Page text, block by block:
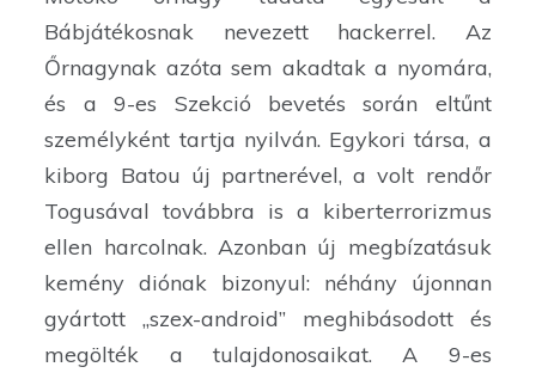
Bábjátékosnak nevezett hackerrel. Az
Őrnagynak azóta sem akadtak a nyomára,
és a 9-es Szekció bevetés során eltűnt
személyként tartja nyilván. Egykori társa, a
kiborg Batou új partnerével, a volt rendőr
Togusával továbbra is a kiberterrorizmus
ellen harcolnak. Azonban új megbízatásuk
kemény diónak bizonyul: néhány újonnan
gyártott „szex-android” meghibásodott és
megölték a tulajdonosaikat. A 9-es